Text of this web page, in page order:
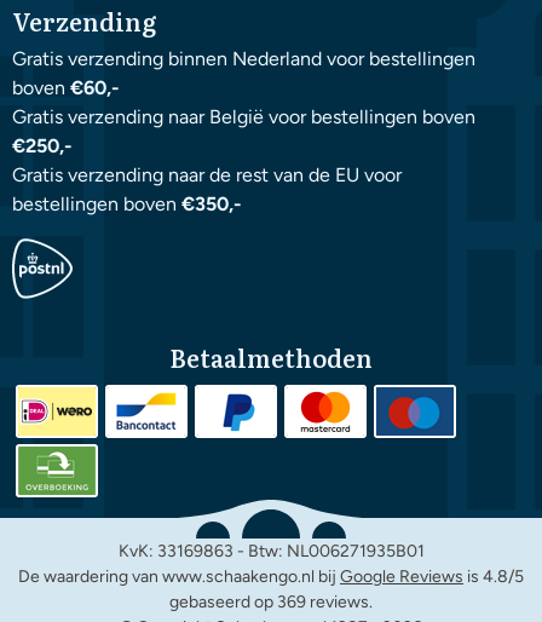
Verzending
Gratis verzending binnen Nederland voor bestellingen
boven €60,-
Gratis verzending naar België voor bestellingen boven
€250,-
Gratis verzending naar de rest van de EU voor
bestellingen boven €350,-
Betaalmethoden
KvK: 33169863 - Btw: NL006271935B01
De waardering van www.schaakengo.nl bij Google Reviews is 4.8/5
gebaseerd op 369 reviews.